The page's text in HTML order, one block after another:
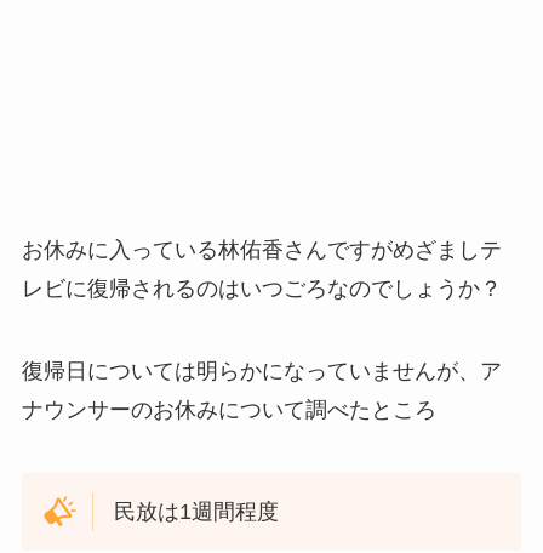
お休みに入っている林佑香さんですがめざましテ
レビに復帰されるのはいつごろなのでしょうか？
復帰日については明らかになっていませんが、ア
ナウンサーのお休みについて調べたところ
民放は1週間程度